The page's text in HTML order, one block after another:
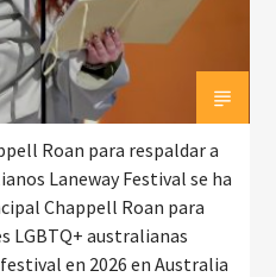
Roan para respaldar a
Laneway Festival se ha
Chappell Roan para
LGBTQ+ australianas
en 2026 en Australia